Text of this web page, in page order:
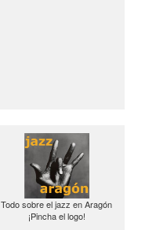
Todo sobre el jazz en Aragón
¡Pincha el logo!